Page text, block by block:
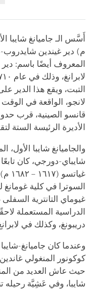
م) دير غيندين شايدروب-
المعروف أيضًا باسم: دير
لانجو، الواقعة في
قانسو الصينية، قرب
الأديرة الرئيسة الستة
والجاميانغ شايبا
شايباي-دورجي، كان تابعًا
غياتسو (١٦١٧ – ١٦٨٢ م)، وكان من مقاطعة آمدو، وقد درس
السوترا
في كلية غومانغ
غيوماي التانترية
الدراسية المستعملة
دريبونغ، وكذلك في
وعندما كان جاميانغ-
كوكونور المنغولي
حيث عاش العديد من
شايبا، وفي عَشِيَّة رحيله